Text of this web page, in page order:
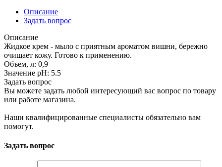
Описание
Задать вопрос
Описание
Жидкое крем - мыло с приятным ароматом вишни, бережно
очищает кожу. Готово к применению.
Объем, л: 0,9
Значение pH: 5.5
Задать вопрос
Вы можете задать любой интересующий вас вопрос по товару
или работе магазина.
Наши квалифицированные специалисты обязательно вам
помогут.
Задать вопрос